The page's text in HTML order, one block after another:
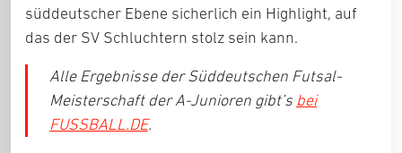
süddeutscher Ebene sicherlich ein Highlight, auf
das der SV Schluchtern stolz sein kann.
Alle Ergebnisse der Süddeutschen Futsal-
Meisterschaft der A-Junioren gibt’s bei
FUSSBALL.DE.